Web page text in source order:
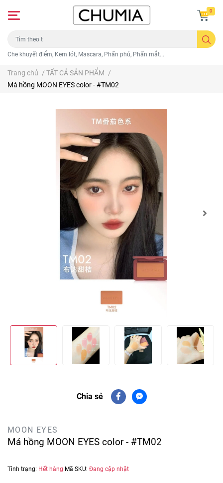
Che khuyết điểm, Kem lót, Mascara, Phấn phủ, Phấn mắt...
0
Trang chủ / TẤT CẢ SẢN PHẨM /
Má hồng MOON EYES color - #TM02
Chia sẻ
MOON EYES
Má hồng MOON EYES color - #TM02
Tình trạng: Hết hàng Mã SKU: Đang cập nhật